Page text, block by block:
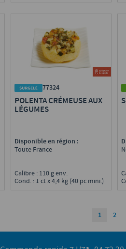
77324
POLENTA CRÉMEUSE AUX
LÉGUMES
Disponible en région :
Toute France
Calibre : 110 g env.
Cond. : 1 ct x 4,4 kg (40 pc mini.)
1 2